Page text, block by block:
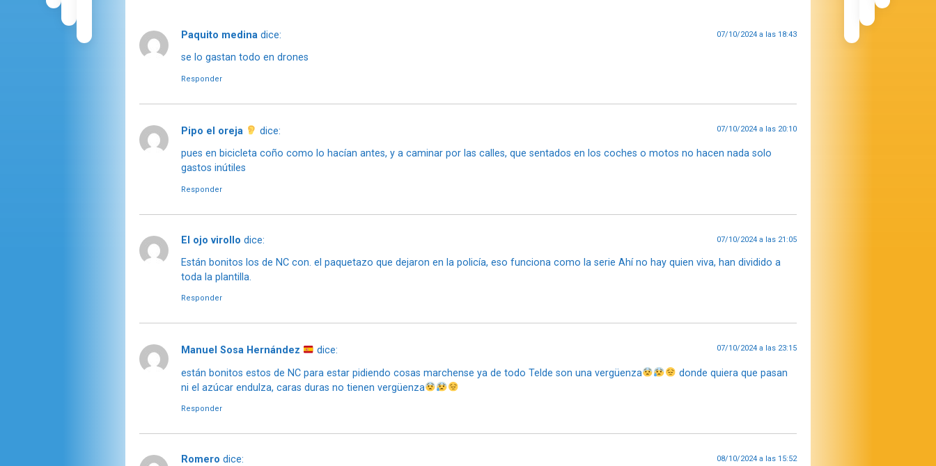
Paquito medina dice: 07/10/2024 a las 18:43
se lo gastan todo en drones
Responder
Pipo el oreja dice: 07/10/2024 a las 20:10
pues en bicicleta coño como lo hacían antes, y a caminar por las calles, que sentados en los coches o motos no hacen nada solo
gastos inútiles
Responder
El ojo virollo dice: 07/10/2024 a las 21:05
Están bonitos los de NC con. el paquetazo que dejaron en la policía, eso funciona como la serie Ahí no hay quien viva, han dividido a
toda la plantilla.
Responder
Manuel Sosa Hernández dice: 07/10/2024 a las 23:15
están bonitos estos de NC para estar pidiendo cosas marchense ya de todo Telde son una vergüenza
donde quiera que pasan
ni el azúcar endulza, caras duras no tienen vergüenza
Responder
Romero dice: 08/10/2024 a las 15:52